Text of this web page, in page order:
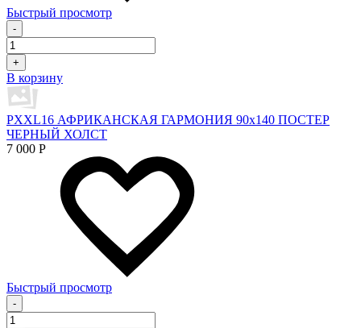
Быстрый просмотр
-
+
В корзину
PXXL16 АФРИКАНСКАЯ ГАРМОНИЯ 90x140 ПОСТЕР
ЧЕРНЫЙ ХОЛСТ
7 000 Р
Быстрый просмотр
-